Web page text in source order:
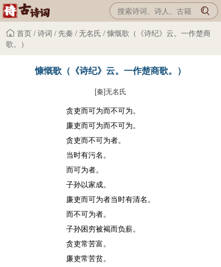
首页/诗词 / 先秦 /无名氏 /慷慨歌（《诗纪》云。一作楚商
歌。）
慷慨歌（《诗纪》云。一作楚商歌。）
[秦]无名氏
贪吏而可为而不可为。
廉吏而可为而不可为。
贪吏而不可为者。
当时有污名。
而可为者。
子孙以家成。
廉吏而可为者当时有清名。
而不可为者。
子孙困穷被褐而负薪。
贪吏常苦富。
廉吏常苦贫。